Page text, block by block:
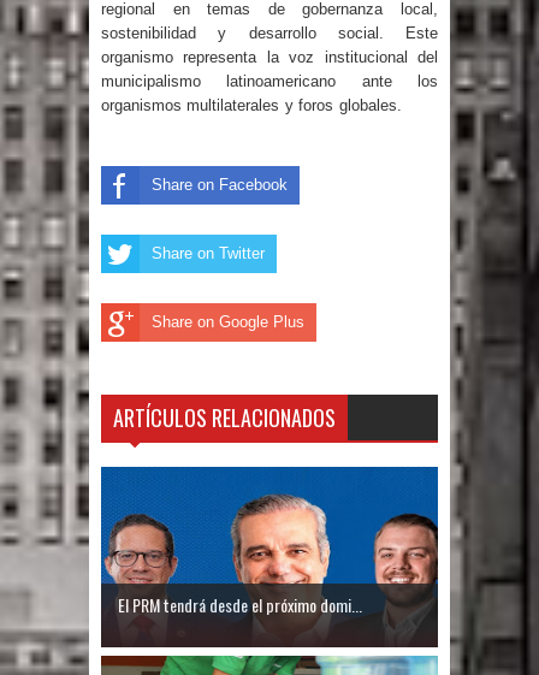
regional en temas de gobernanza local,
sostenibilidad y desarrollo social. Este
organismo representa la voz institucional del
municipalismo latinoamericano ante los
organismos multilaterales y foros globales.
Share on Facebook
Share on Twitter
Share on Google Plus
ARTÍCULOS RELACIONADOS
El PRM tendrá desde el próximo domi...